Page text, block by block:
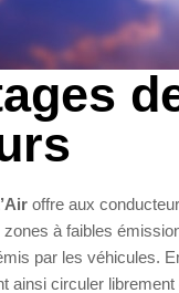
offre aux
zones à faibles
par les véhicules.
ainsi circuler